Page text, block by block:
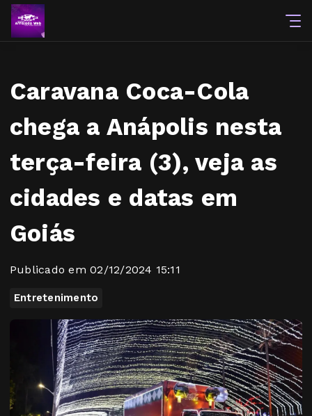
Caravana Coca-Cola
chega a Anápolis nesta
terça-feira (3), veja as
cidades e datas em
Goiás
Publicado em 02/12/2024 15:11
Entretenimento